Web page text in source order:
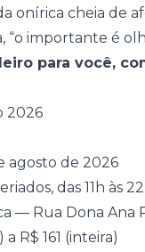
onírica cheia de
“o importante é
para você,
2026
agosto de 2026
das 11h às
— Rua Dona Ana
R$ 161 (inteira)